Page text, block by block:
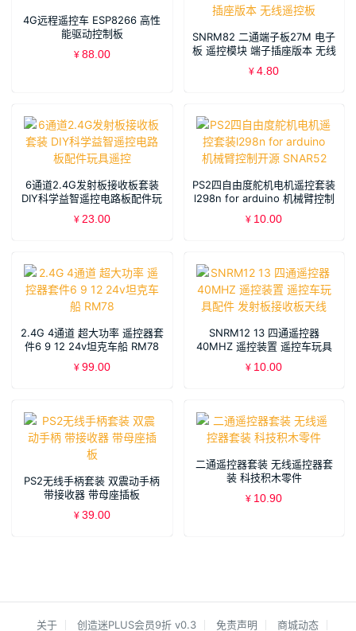
4G远程遥控车 ESP8266 高性
能驱动控制板
¥ 88.00
SNRM82 二通端子板27M 电子
板 遥控模块 端子插座版本 无线
遥控板
¥ 4.80
6通道2.4G发射板接收板套装
DIY科学益智遥控电路板配件玩
具遥控
¥ 23.00
PS2四自由度舵机电机遥控套装
l298n for arduino 机械臂控制
开源 SNAR52
¥ 10.00
2.4G 4通道 超大功率 遥控器套
件6 9 12 24v坦克车船 RM78
¥ 99.00
SNRM12 13 四通遥控器
40MHZ 遥控装置 遥控车玩具
配件 发射板接收板天线
¥ 10.00
PS2无线手柄套装 双震动手柄
带接收器 带母座插板
¥ 39.00
二通遥控器套装 无线遥控器套
装 科技积木零件
¥ 10.90
关于 创造迷PLUS会员9折 v0.3 免责声明 商城动态